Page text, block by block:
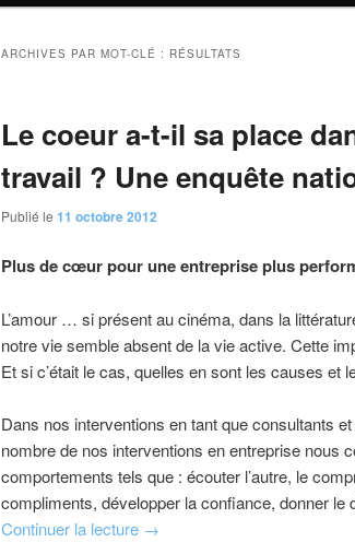
ARCHIVES PAR MOT-CLÉ : RÉSULTATS
Le coeur a-t-il sa place
travail ? Une enquête
Publié le 11 octobre 2012
Plus de cœur pour une entreprise plus
L’amour … si présent au cinéma, dans la
notre vie semble absent de la vie active. Cette
Et si c’était le cas, quelles en sont les causes et
Dans nos interventions en tant que consultants
nombre de nos interventions en entreprise nous
comportements tels que : écouter l’autre, le
compliments, développer la confiance, donner le
Continuer la lecture →